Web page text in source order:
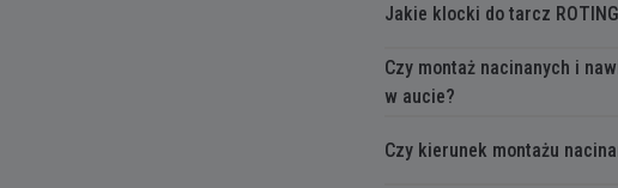
Jakie klocki do tarcz
Czy montaż nacinanych i
w aucie?
Czy kierunek montażu